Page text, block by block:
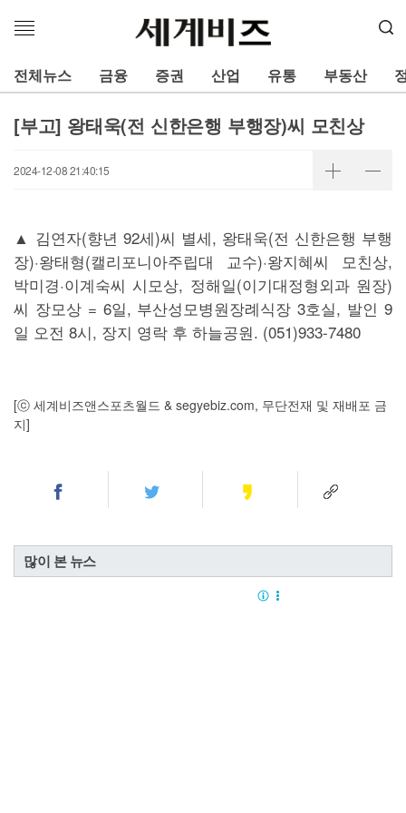
메
열
기
전체뉴스 금융 증권 산업 유통 부동산
[부고] 왕태욱(전 신한은행 부행장)씨 모친상
2024-12-08 21:40:15
▲ 김연자(향년 92세)씨 별세, 왕태욱(전 신한은행 부행
장)·왕태형(캘리포니아주립대 교수)·왕지혜씨 모친상,
박미경·이계숙씨 시모상, 정해일(이기대정형외과 원장)
씨 장모상 = 6일, 부산성모병원장례식장 3호실, 발인 9
일 오전 8시, 장지 영락 후 하늘공원. (051)933-7480
[ⓒ 세계비즈앤스포츠월드 & segyebiz.com, 무단전재 및 재배포 금
지]
많이 본 뉴스